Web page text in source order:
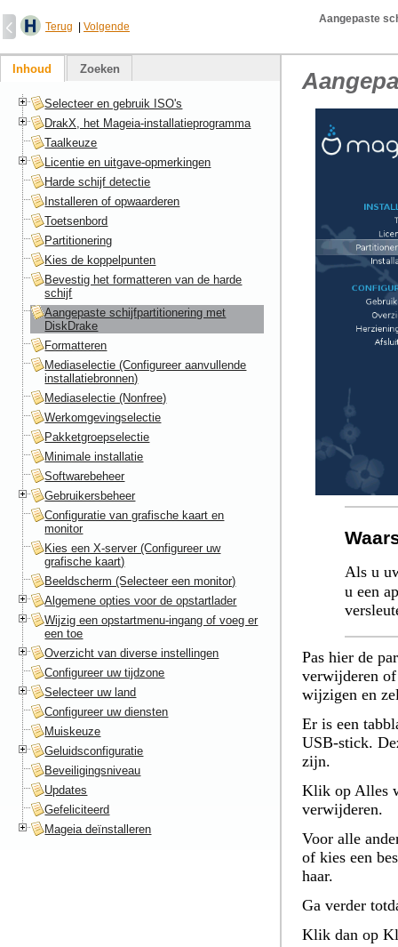
Terug Volgende
Aangepaste
Als u
u een
Pas hier de
verwijderen of
wijzigen en
Er is een
USB-stick.
zijn.
Klik op Alles
verwijderen.
Voor alle
of kies een
haar.
Ga verder
Klik dan op
Inhoud Zoeken
Selecteer en gebruik ISO's
DrakX, het Mageia-installatieprogramma
Taalkeuze
Licentie en uitgave-opmerkingen
Harde schijf detectie
Installeren of opwaarderen
Toetsenbord
Partitionering
Kies de koppelpunten
Bevestig het formatteren van de harde
schijf
Aangepaste schijfpartitionering met
DiskDrake
Formatteren
Mediaselectie (Configureer aanvullende
installatiebronnen)
Mediaselectie (Nonfree)
Werkomgevingselectie
Pakketgroepselectie
Minimale installatie
Softwarebeheer
Gebruikersbeheer
Configuratie van grafische kaart en
monitor
Kies een X-server (Configureer uw
grafische kaart)
Beeldscherm (Selecteer een monitor)
Algemene opties voor de opstartlader
Wijzig een opstartmenu-ingang of voeg er
een toe
Overzicht van diverse instellingen
Configureer uw tijdzone
Selecteer uw land
Configureer uw diensten
Muiskeuze
Geluidsconfiguratie
Beveiligingsniveau
Updates
Gefeliciteerd
Mageia deïnstalleren